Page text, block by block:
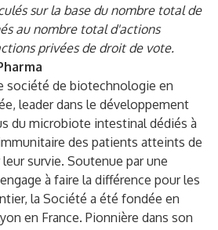
sur la base du nombre total de
au nombre total d'actions
privées de droit de vote.
société de biotechnologie en
leader dans le développement
du microbiote intestinal dédiés à
des patients atteints de
survie. Soutenue par une
à faire la différence pour les
la Société a été fondée en
en France. Pionnière dans son